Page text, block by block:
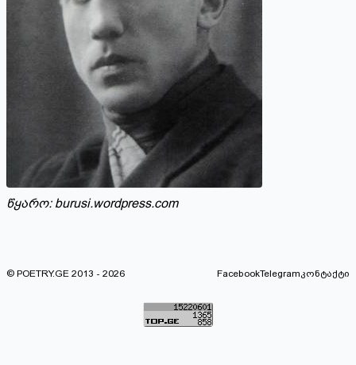
წყარო: burusi.wordpress.com
© POETRY.GE 2013 - 2026 FacebookTelegramკონტაქტი